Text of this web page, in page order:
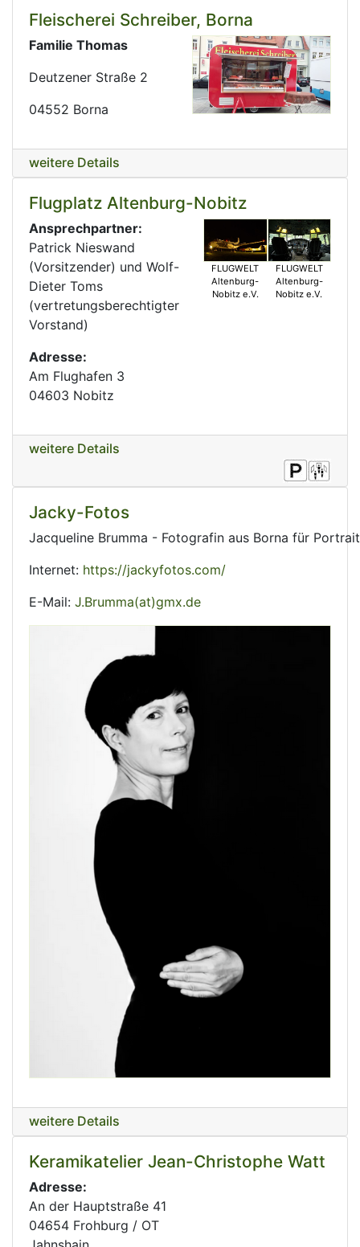
Fleischerei Schreiber, Borna
Familie Thomas
Deutzener Straße 2
04552 Borna
weitere Details
Flugplatz Altenburg-Nobitz
Ansprechpartner:
Patrick Nieswand
(Vorsitzender) und Wolf-
Dieter Toms
(vertretungsberechtigter
Vorstand)
Adresse:
Am Flughafen 3
04603 Nobitz
FLUGWELT
Altenburg-
Nobitz e.V.
FLUGWELT
Altenburg-
Nobitz e.V.
weitere Details
Jacky-Fotos
Jacqueline Brumma - Fotografin aus Borna für
Internet: https://jackyfotos.com/
E-Mail: J.Brumma(at)gmx.de
weitere Details
Keramikatelier Jean-Christophe Watt
Adresse:
An der Hauptstraße 41
04654 Frohburg / OT